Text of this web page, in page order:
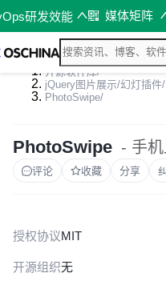
研发效能 媒体矩阵
开源软件库/
jQuery图片展示/幻灯插件/
PhotoSwipe/
PhotoSwipe - 手
评论 收藏 分享
授权协议MIT
开源组织无